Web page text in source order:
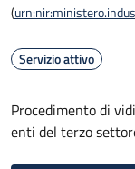
(
Servizio attivo
Procedimento di
enti del terzo